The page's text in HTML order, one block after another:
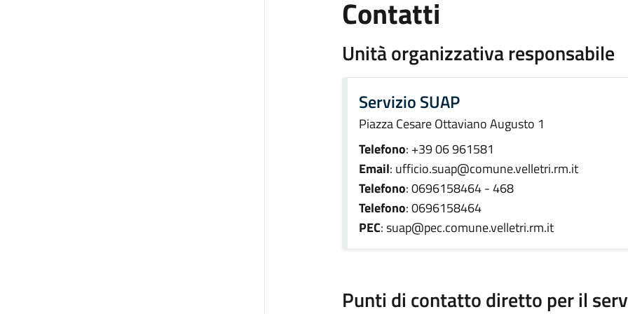
Contatti
Unità organizzativa responsabile
Servizio SUAP
Piazza Cesare Ottaviano Augusto 1
Telefono: +39 06 961581
Email: ufficio.suap@comune.velletri.rm.it
Telefono: 0696158464 - 468
Telefono: 0696158464
PEC: suap@pec.comune.velletri.rm.it
Punti di contatto diretto per il